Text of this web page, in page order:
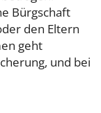
Bürgschaft
den Eltern
geht
und bei